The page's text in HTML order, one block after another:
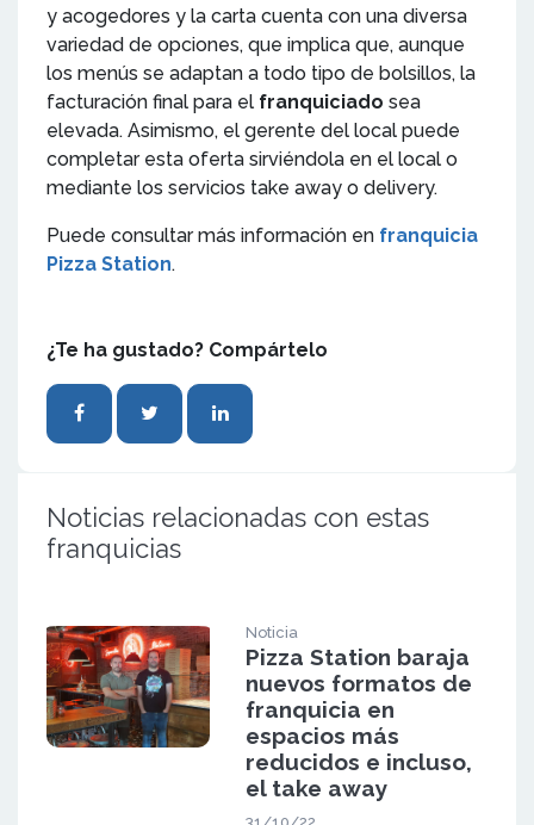
y acogedores y la carta cuenta con una diversa
variedad de opciones, que implica que, aunque
los menús se adaptan a todo tipo de bolsillos, la
facturación final para el franquiciado sea
elevada. Asimismo, el gerente del local puede
completar esta oferta sirviéndola en el local o
mediante los servicios take away o delivery.
Puede consultar más información en franquicia
Pizza Station.
¿Te ha gustado? Compártelo
Noticias relacionadas con estas
franquicias
Noticia
Pizza Station baraja
nuevos formatos de
franquicia en
espacios más
reducidos e incluso,
el take away
31/10/22